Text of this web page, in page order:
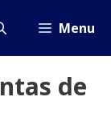
Menu
de